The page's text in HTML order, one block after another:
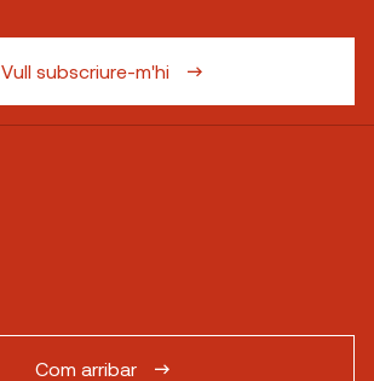
Vull subscriure-m'hi
Com arribar